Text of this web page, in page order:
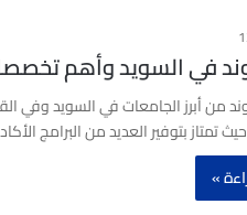
في السويد وأهم
من أبرز الجامعات في السويد وفي
تمتاز بتوفير العديد من البرامج
»